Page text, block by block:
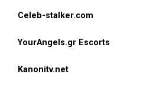
Celeb-stalker.com
YourAngels.gr Escorts
Kanonitv.net